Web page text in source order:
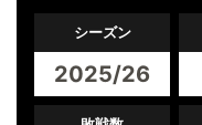
シーズン
2025/26